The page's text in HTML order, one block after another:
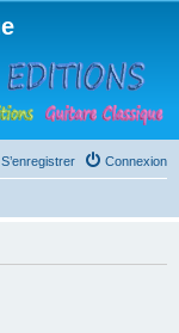
Connexion
S’enregistrer